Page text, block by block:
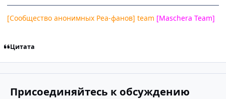
[Сообщество анонимных Реа-фанов] team [Maschera Team]
Цитата
Присоединяйтесь к обсуждению